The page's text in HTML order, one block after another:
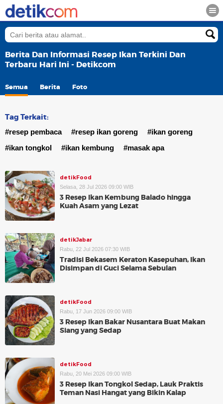
Berita Dan Informasi Resep Ikan Terkini Dan
Terbaru Hari Ini - Detikcom
Semua Berita Foto
Tag Terkait:
#resep pembaca #resep ikan goreng
#ikan goreng
#ikan tongkol
#ikan kembung #masak apa
detikFood
Selasa, 28 Jul 2026 09:00 WIB
3 Resep Ikan Kembung Balado hingga
Kuah Asam yang Lezat
detikJabar
Rabu, 22 Jul 2026 07:30 WIB
Tradisi Bekasem Keraton Kasepuhan, Ikan
Disimpan di Guci Selama Sebulan
detikFood
Rabu, 17 Jun 2026 09:00 WIB
3 Resep Ikan Bakar Nusantara Buat Makan
Siang yang Sedap
detikFood
Rabu, 20 Mei 2026 09:00 WIB
3 Resep Ikan Tongkol Sedap, Lauk Praktis
Teman Nasi Hangat yang Bikin Kalap